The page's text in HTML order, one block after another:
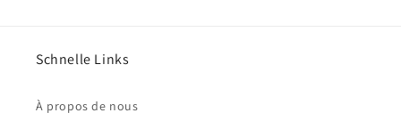
Schnelle Links
À propos de nous